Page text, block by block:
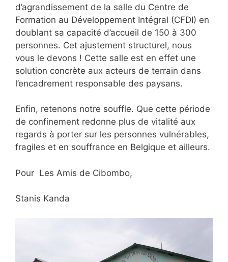
d’agrandissement de la salle du Centre de
Formation au Développement Intégral (CFDI) en
doublant sa capacité d’accueil de 150 à 300
personnes. Cet ajustement structurel, nous
vous le devons ! Cette salle est en effet une
solution concrète aux acteurs de terrain dans
l’encadrement responsable des paysans.
Enfin, retenons notre souffle. Que cette période
de confinement redonne plus de vitalité aux
regards à porter sur les personnes vulnérables,
fragiles et en souffrance en Belgique et ailleurs.
Pour Les Amis de Cibombo,
Stanis Kanda